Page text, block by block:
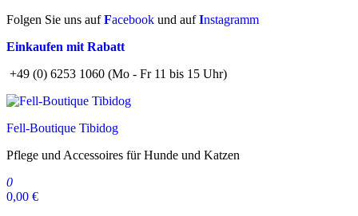
Zum
springen
Folgen Sie uns aufFacebook und aufInstagramm
Einkaufen mit Rabatt
+49 (0) 6253 1060 (Mo - Fr 11 bis 15 Uhr)
Fell-Boutique Tibidog
Pflege und Accessoires für Hunde und Katzen
0
0,00 €